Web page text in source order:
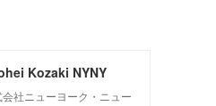
Kozaki NYNY
社ニューヨーク・ニュー